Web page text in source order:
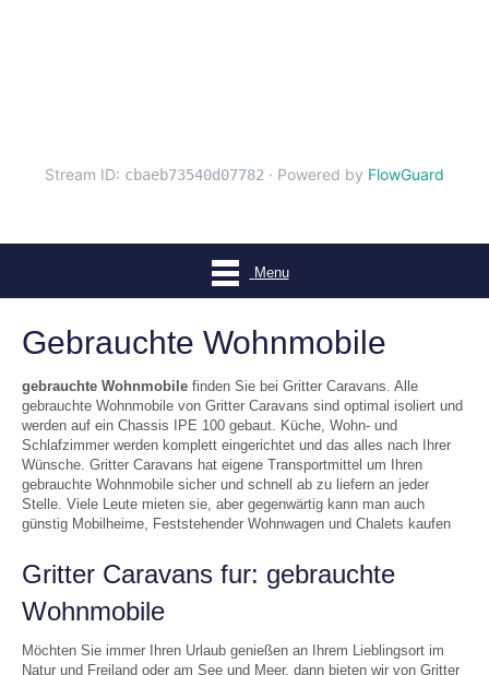
Menu
Gebrauchte Wohnmobile
gebrauchte Wohnmobile finden Sie bei Gritter Caravans. Alle
gebrauchte Wohnmobile von Gritter Caravans sind optimal isoliert und
werden auf ein Chassis IPE 100 gebaut. Küche, Wohn- und
Schlafzimmer werden komplett eingerichtet und das alles nach Ihrer
Wünsche. Gritter Caravans hat eigene Transportmittel um Ihren
gebrauchte Wohnmobile sicher und schnell ab zu liefern an jeder
Stelle. Viele Leute mieten sie, aber gegenwärtig kann man auch
günstig Mobilheime, Feststehender Wohnwagen und Chalets kaufen
Gritter Caravans fur: gebrauchte
Wohnmobile
Möchten Sie immer Ihren Urlaub genießen an Ihrem Lieblingsort im
Natur und Freiland oder am See und Meer, dann bieten wir von Gritter